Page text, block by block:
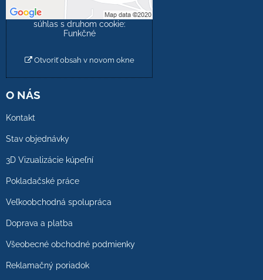
Povoliť a zapamätať -
súhlas s druhom cookie:
Funkčné
Otvoriť obsah v novom okne
O NÁS
Kontakt
Stav objednávky
3D Vizualizácie kúpeľní
Pokladačské práce
Veľkoobchodná spolupráca
Doprava a platba
Všeobecné obchodné podmienky
Reklamačný poriadok